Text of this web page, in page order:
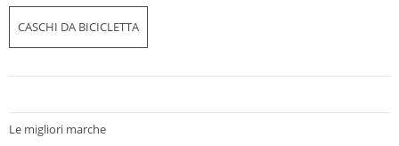
CASCHI DA BICICLETTA
Le migliori marche